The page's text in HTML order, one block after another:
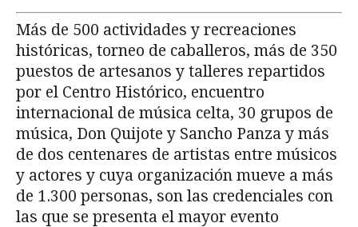
Más de 500 actividades y recreaciones
históricas, torneo de caballeros, más de 350
puestos de artesanos y talleres repartidos
por el Centro Histórico, encuentro
internacional de música celta, 30 grupos de
música, Don Quijote y Sancho Panza y más
de dos centenares de artistas entre músicos
y actores y cuya organización mueve a más
de 1.300 personas, son las credenciales con
las que se presenta el mayor evento